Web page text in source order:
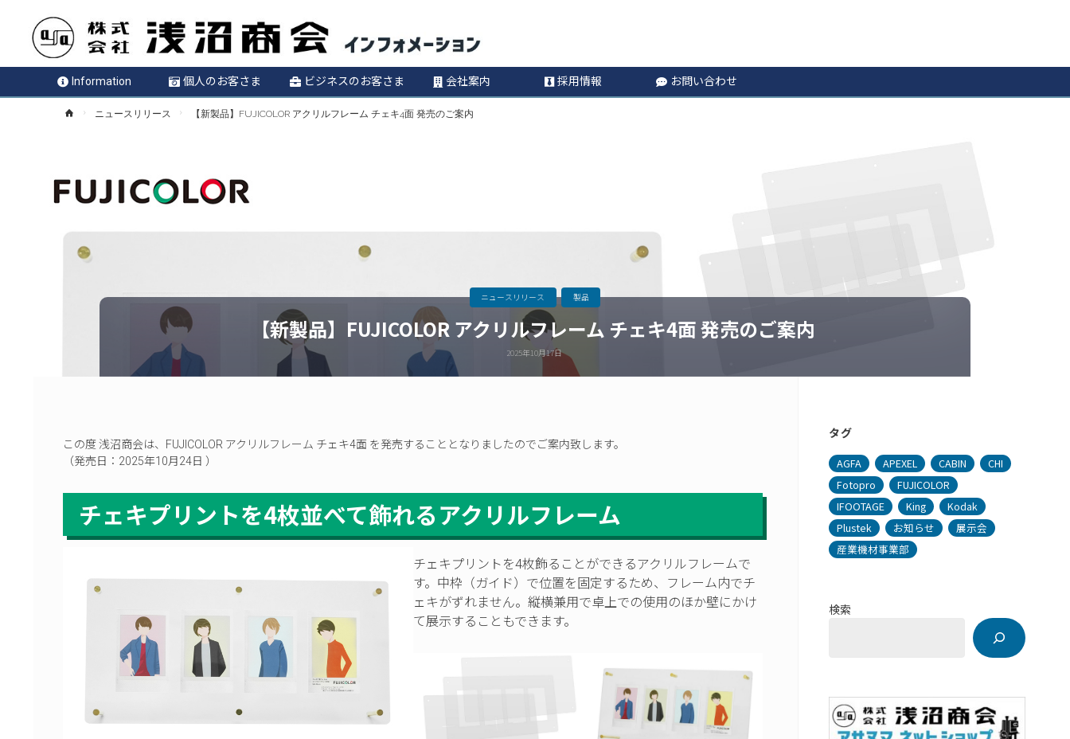
テ
キ
ッ
Information 個人のお客さま ビジネスのお客さま 会社案内 採用情報 お問い合わせ
ホ
ニュースリリース 【新製品】FUJICOLOR アクリルフレーム チェキ4面 発売のご案内
【新製品】FUJICOLOR アクリルフレーム チェキ4面 発売のご案内
2025年10月17日
ニュースリリース 製品
この度 浅沼商会は、FUJICOLOR アクリルフレーム チェキ4面 を発売することとなりましたのでご案内致します。
（発売日：2025年10月24日 ）
チェキプリントを4枚並べて飾れるアクリルフレーム
チェキプリントを4枚飾ることができるアクリルフレームで
す。中枠（ガイド）で位置を固定するため、フレーム内でチ
ェキがずれません。縦横兼用で卓上での使用のほか壁にかけ
て展示することもできます。
タグ
AGFA APEXEL CABIN
CHI
Fotopro
FUJICOLOR
IFOOTAGE
King
Kodak
Plustek
お知らせ
展示会
産業機材事業部
検索